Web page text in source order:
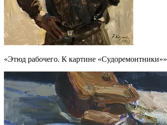
«Этюд рабочего. К картине «Судоремонтники»»